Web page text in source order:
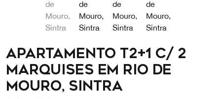
Apartamento T2+1 c/ 2
Marquises em Rio de
Mouro, Sintra